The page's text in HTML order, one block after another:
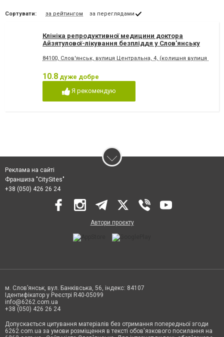
Сортувати: за рейтингом за переглядами
Клініка репродуктивної медицини доктора
Айзятулової-лікування безпліддя у Слов'янську
84100, Слов'янськ, вулиця Центральна, 4, (колишня вулиця К.
10.8 дуже добре
Я рекомендую
Реклама на сайті
Франшиза "CitySites"
+38 (050) 426 26 24
Автори проєкту
м. Слов’янськ, вул. Банківська, 56, індекс: 84107
Ідентифікатор у Реєстрі R40-05099
info@6262.com.ua
+38 (050) 426 26 24
Допускається цитування матеріалів без отримання попередньої згоди
6262.com.ua за умови розміщення в тексті обов'язкового посилання на